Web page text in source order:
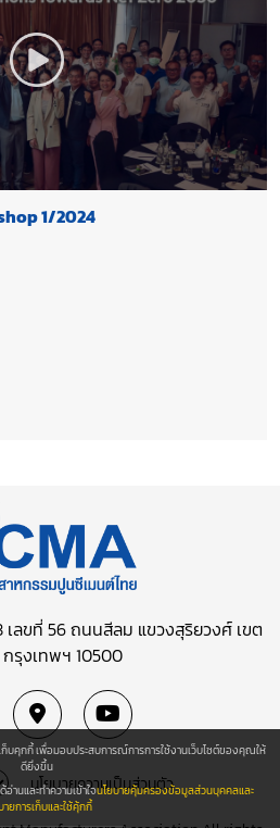
1/2024
เลขที่ 56 ถนนสีลม แขวงสุริยวงศ์ เขต
รุงเทพฯ 10500
นโยบายความเป็นส่วนตัว
บคุกกี้ เพื่อมอบประสบการณ์การการใช้งานเว็บไซต์ของคุณให้
ดียิ่งขึ้น
านและทำความเข้าใจนโยบายคุ้มครองข้อมูลส่วนบุคคลและ
ายการเก็บและใช้คุ้กกี้